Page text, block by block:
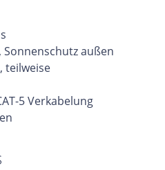
außen
teilweise
5 Verkabelung